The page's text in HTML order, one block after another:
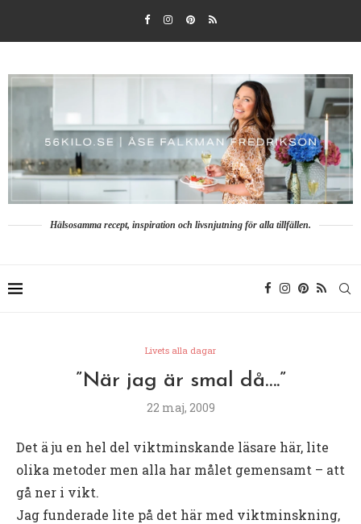
Hälsosamma recept, inspiration och livsnjutning för alla tillfällen.
Livets alla dagar
”När jag är smal då….”
22 maj, 2009
Det ä ju en hel del viktminskande läsare här, lite
olika metoder men alla har målet gemensamt – att
gå ner i vikt.
Jag funderade lite på det här med viktminskning,